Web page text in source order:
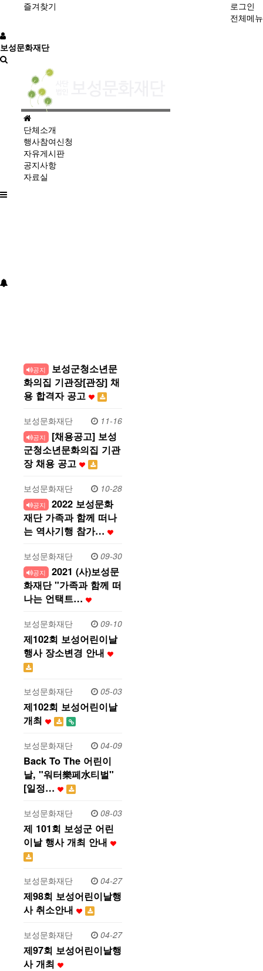
즐겨찾기
로그인
전체메뉴
보성문화재단
홈
으
로
단체소개
행사참여신청
자유게시판
공지사항
자료실
공지
보성군청소년문
화의집 기관장[관장] 채
용 합격자 공고
보성문화재단 11-16
공지
[채용공고] 보성
군청소년문화의집 기관
장 채용 공고
보성문화재단 10-28
공지
2022 보성문화
재단 가족과 함께 떠나
는 역사기행 참가…
보성문화재단 09-30
공지
2021 (사)보성문
화재단 "가족과 함께 떠
나는 언택트…
보성문화재단 09-10
제102회 보성어린이날
행사 장소변경 안내
보성문화재단 05-03
제102회 보성어린이날
개최
보성문화재단 04-09
Back To The 어린이
날, "워터樂페水티벌"
[일정…
보성문화재단 08-03
제 101회 보성군 어린
이날 행사 개최 안내
보성문화재단 04-27
제98회 보성어린이날행
사 취소안내
보성문화재단 04-27
제97회 보성어린이날행
사 개최